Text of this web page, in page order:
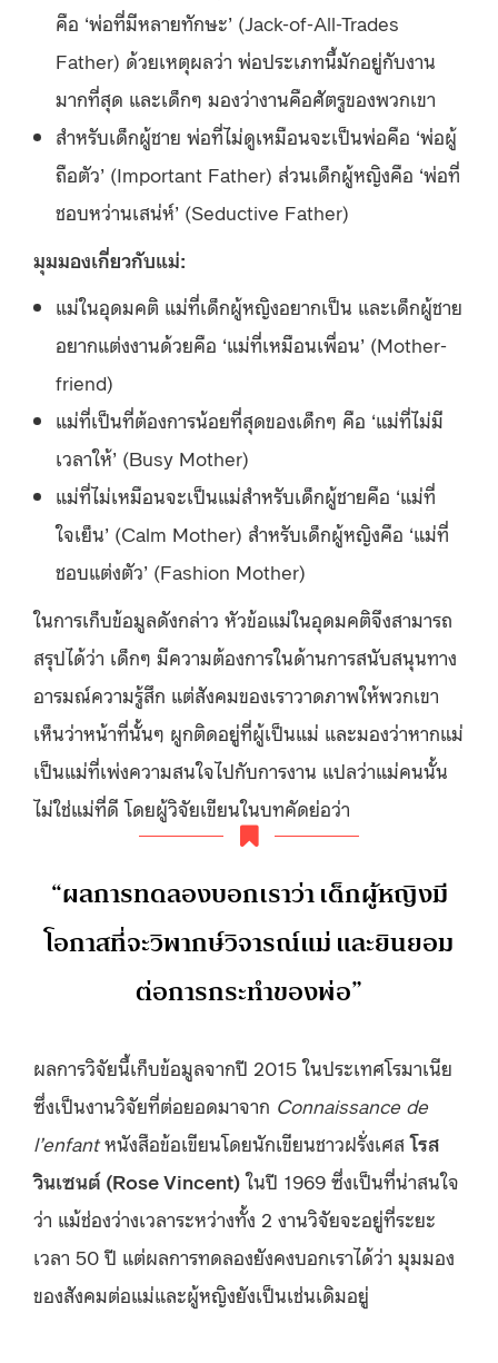
คือ ‘พ่อที่มีหลายทักษะ’ (Jack-of-All-Trades
Father) ด้วยเหตุผลว่า พ่อประเภทนี้มักอยู่กับงาน
มากที่สุด และเด็กๆ มองว่างานคือศัตรูของพวกเขา
สำหรับเด็กผู้ชาย พ่อที่ไม่ดูเหมือนจะเป็นพ่อคือ ‘พ่อผู้
ถือตัว’ (Important Father) ส่วนเด็กผู้หญิงคือ ‘พ่อที่
ชอบหว่านเสน่ห์’ (Seductive Father)
มุมมองเกี่ยวกับแม่:
แม่ในอุดมคติ แม่ที่เด็กผู้หญิงอยากเป็น และเด็กผู้ชาย
อยากแต่งงานด้วยคือ ‘แม่ที่เหมือนเพื่อน’ (Mother-
friend)
แม่ที่เป็นที่ต้องการน้อยที่สุดของเด็กๆ คือ ‘แม่ที่ไม่มี
เวลาให้’ (Busy Mother)
แม่ที่ไม่เหมือนจะเป็นแม่สำหรับเด็กผู้ชายคือ ‘แม่ที่
ใจเย็น’ (Calm Mother) สำหรับเด็กผู้หญิงคือ ‘แม่ที่
ชอบแต่งตัว’ (Fashion Mother)
ในการเก็บข้อมูลดังกล่าว หัวข้อแม่ในอุดมคติจึงสามารถ
สรุปได้ว่า เด็กๆ มีความต้องการในด้านการสนับสนุนทาง
อารมณ์ความรู้สึก แต่สังคมของเราวาดภาพให้พวกเขา
เห็นว่าหน้าที่นั้นๆ ผูกติดอยู่ที่ผู้เป็นแม่ และมองว่าหากแม่
เป็นแม่ที่เพ่งความสนใจไปกับการงาน แปลว่าแม่คนนั้น
ไม่ใช่แม่ที่ดี โดยผู้วิจัยเขียนในบทคัดย่อว่า
“ผลการทดลองบอกเราว่า เด็กผู้หญิงมี
โอกาสที่จะวิพากษ์วิจารณ์แม่ และยินยอม
ต่อการกระทำของพ่อ”
ผลการวิจัยนี้เก็บข้อมูลจากปี 2015 ในประเทศโรมาเนีย
ซึ่งเป็นงานวิจัยที่ต่อยอดมาจาก Connaissance de
l’enfantหนังสือข้อเขียนโดยนักเขียนชาวฝรั่งเศสโรส
วินเซนต์ (Rose Vincent)ในปี 1969 ซึ่งเป็นที่น่าสนใจ
ว่า แม้ช่องว่างเวลาระหว่างทั้ง 2 งานวิจัยจะอยู่ที่ระยะ
เวลา 50 ปี แต่ผลการทดลองยังคงบอกเราได้ว่า มุมมอง
ของสังคมต่อแม่และผู้หญิงยังเป็นเช่นเดิมอยู่